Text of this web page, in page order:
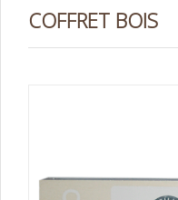
COFFRET BOIS